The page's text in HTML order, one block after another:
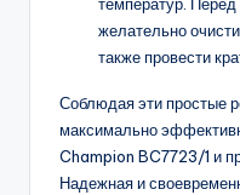
температур.
желательно
также провести
Соблюдая эти простые
максимально
Champion BC7723/1 и
Надежная и